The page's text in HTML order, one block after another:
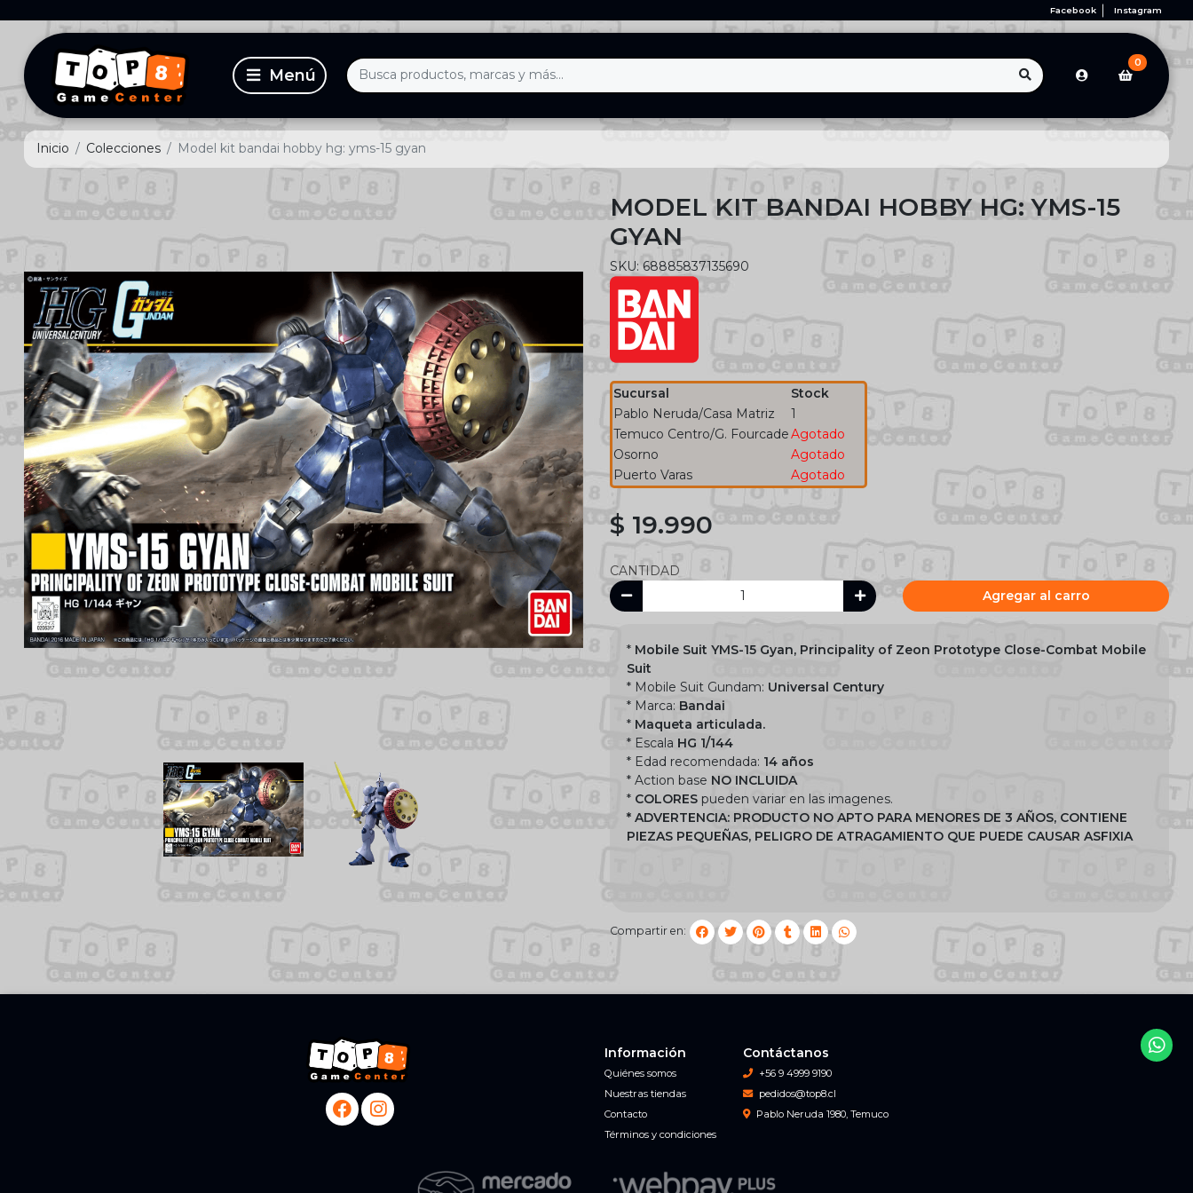
Facebook Instagram
0
Inicio Colecciones Model kit bandai hobby hg: yms-15 gyan
MODEL KIT BANDAI HOBBY HG: YMS-15
GYAN
SKU: 68885837135690
Sucursal
Stock
Pablo Neruda/Casa Matriz
1
Temuco Centro/G. FourcadeAgotado
Osorno
Agotado
Puerto Varas
Agotado
$ 19.990
CANTIDAD
Agregar al carro
* Mobile Suit YMS-15 Gyan, Principality of Zeon Prototype Close-Combat Mobile
Suit
* Mobile Suit Gundam: Universal Century
* Marca: Bandai
* Maqueta articulada.
* Escala HG 1/144
* Edad recomendada: 14 años
* Action base NO INCLUIDA
* COLORES pueden variar en las imagenes.
* ADVERTENCIA: PRODUCTO NO APTO PARA MENORES DE 3 AÑOS, CONTIENE
PIEZAS PEQUEÑAS, PELIGRO DE ATRAGAMIENTO QUE PUEDE CAUSAR ASFIXIA
Compartir en:
Información
Quiénes somos
Nuestras tiendas
Contacto
Términos y condiciones
Contáctanos
+56 9 4999 9190
pedidos@top8.cl
Pablo Neruda 1980, Temuco